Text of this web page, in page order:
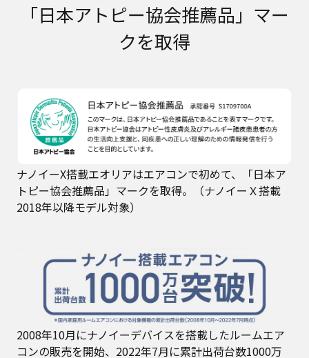
「日本アトピー協会推薦品」マー
クを取得
ナノイーX搭載エオリアはエアコンで初めて、「日本ア
トピー協会推薦品」マークを取得。（ナノイーＸ搭載
2018年以降モデル対象）
2008年10月にナノイーデバイスを搭載したルームエア
コンの販売を開始、2022年7月に累計出荷台数1000万